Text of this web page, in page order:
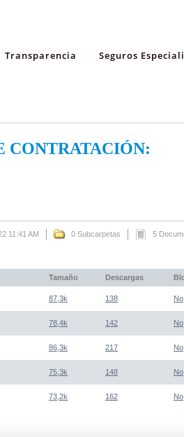
Transparencia Seguros
CONTRATACIÓN:
11:41 AM 0 Subcarpetas 5
Tamaño Descargas
87,3k 138 No
78,4k 142 No
86,3k 217 No
75,3k 148 No
73,2k 162 No